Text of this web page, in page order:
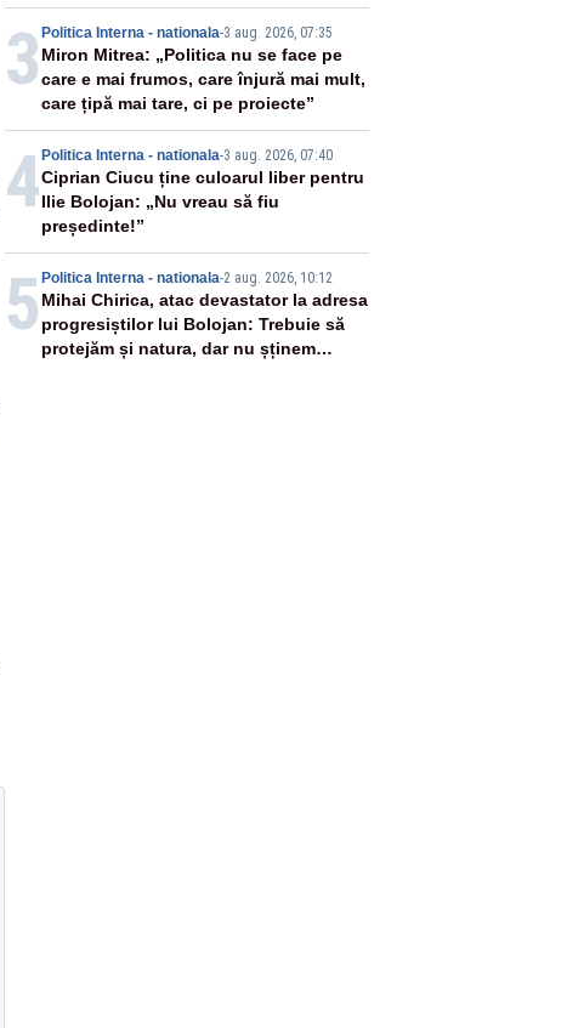
3 Politica Interna - nationala-3 aug. 2026, 07:35
Miron Mitrea: „Politica nu se face pe
care e mai frumos, care înjură mai mult,
care țipă mai tare, ci pe proiecte”
4 Politica Interna - nationala-3 aug. 2026, 07:40
Ciprian Ciucu ține culoarul liber pentru
Ilie Bolojan: „Nu vreau să fiu
președinte!”
5 Politica Interna - nationala-2 aug. 2026, 10:12
Mihai Chirica, atac devastator la adresa
progresiștilor lui Bolojan: Trebuie să
protejăm și natura, dar nu șținem